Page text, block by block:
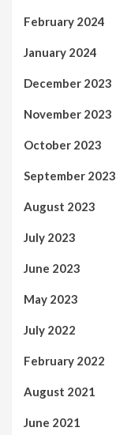
February 2024
January 2024
December 2023
November 2023
October 2023
September 2023
August 2023
July 2023
June 2023
May 2023
July 2022
February 2022
August 2021
June 2021